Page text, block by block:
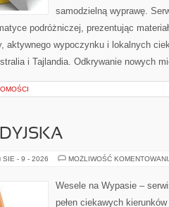
samodzielną wyprawę.
podróżniczej, prezentując
aktywnego wypoczynku i lokalnych
i Tajlandia. Odkrywanie nowych
SIE - 9 - 2026 MOŻLIWOŚĆ
Wesele na Wypasie –
pełen ciekawych